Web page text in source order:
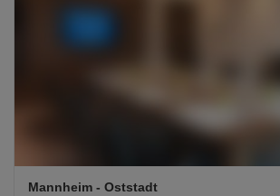
Mannheim - Oststadt